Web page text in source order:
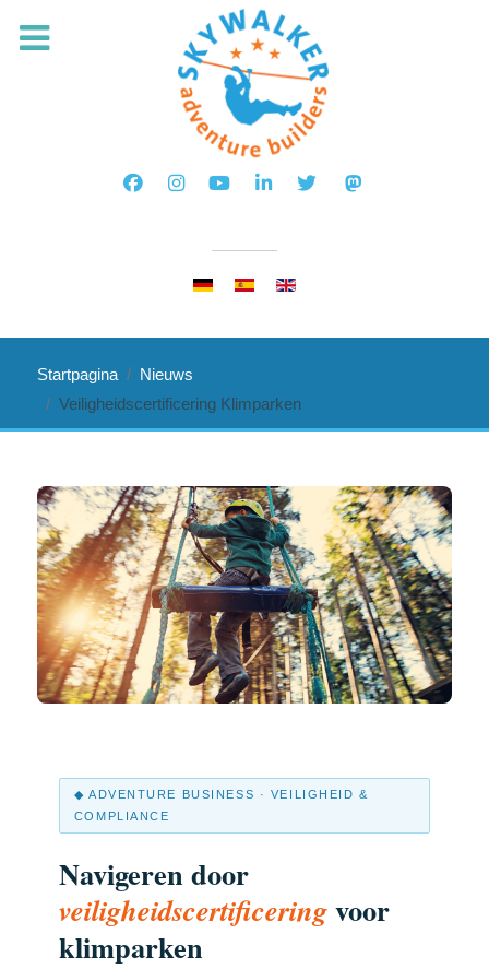
Startpagina
Nieuws
Veiligheidscertificering Klimparken
◆ ADVENTURE BUSINESS · VEILIGHEID &
COMPLIANCE
Navigeren door
veiligheidscertificeringvoor
klimparken